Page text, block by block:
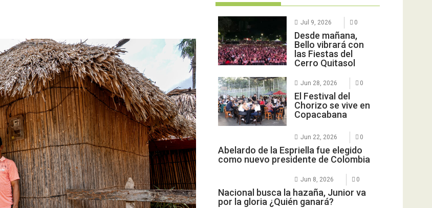
Jul 9, 2026 0
Desde mañana,
Bello vibrará con
las Fiestas del
Cerro Quitasol
Jun 28, 2026 0
El Festival del
Chorizo se vive en
Copacabana
Jun 22, 2026 0
Abelardo de la Espriella fue elegido
como nuevo presidente de Colombia
Jun 8, 2026 0
Nacional busca la hazaña, Junior va
por la gloria ¿Quién ganará?